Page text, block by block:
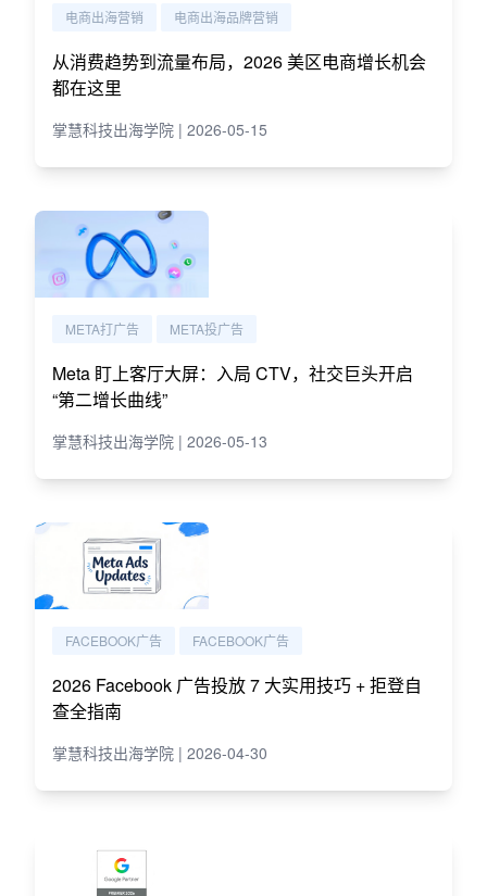
电商出海营销 电商出海品牌营销
从消费趋势到流量布局，2026 美区电商增长机会
都在这里
掌慧科技出海学院 | 2026-05-15
META打广告 META投广告
Meta 盯上客厅大屏：入局 CTV，社交巨头开启
“第二增长曲线”
掌慧科技出海学院 | 2026-05-13
FACEBOOK广告 FACEBOOK广告
2026 Facebook 广告投放 7 大实用技巧 + 拒登自
查全指南
掌慧科技出海学院 | 2026-04-30